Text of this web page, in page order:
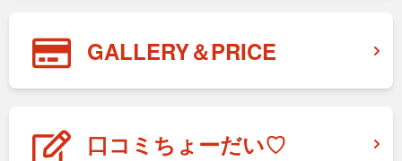
GALLERY＆PRICE
口コミちょーだい♡